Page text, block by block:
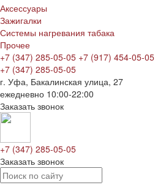
Аксессуары
Зажигалки
Системы нагревания табака
Прочее
+7 (347) 285-05-05 +7 (917) 454-05-05
+7 (347) 285-05-05
г. Уфа, Бакалинская улица, 27
ежедневно 10:00-22:00
Заказать звонок
+7 (347) 285-05-05
Заказать звонок